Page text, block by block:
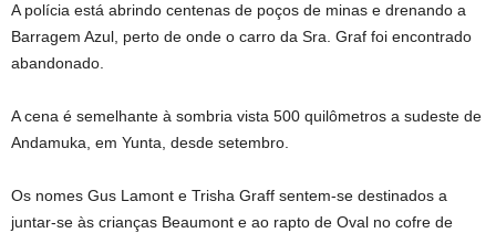
A polícia está abrindo centenas de poços de minas e drenando a
Barragem Azul, perto de onde o carro da Sra. Graf foi encontrado
abandonado.
A cena é semelhante à sombria vista 500 quilômetros a sudeste de
Andamuka, em Yunta, desde setembro.
Os nomes Gus Lamont e Trisha Graff sentem-se destinados a
juntar-se às crianças Beaumont e ao rapto de Oval no cofre de